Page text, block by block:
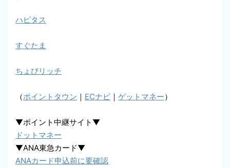
ハピタス
すぐたま
ちょびリッチ
（ポイントタウン ｜ ECナビ ｜ ゲットマネー）
▼ポイント中継サイト▼
ドットマネー
▼ANA東急カード▼
ANAカード申込前に要確認